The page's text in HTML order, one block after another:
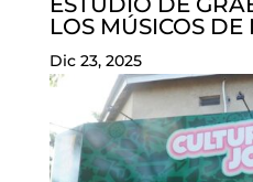
LOS MÚSICOS DE
Dic 23, 2025